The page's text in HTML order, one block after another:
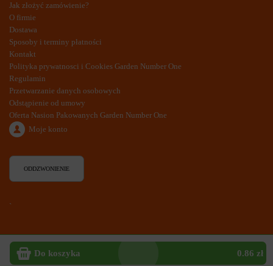
Do koszyka 0.86 zł
Jak złożyć zamówienie?
O firmie
Dostawa
Sposoby i terminy płatności
Kontakt
Polityka prywatnosci i Cookies Garden Number One
Regulamin
Przetwarzanie danych osobowych
Odstąpienie od umowy
Oferta Nasion Pakowanych Garden Number One
Moje konto
ODDZWONIENIE
`